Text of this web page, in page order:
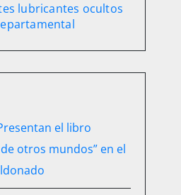
lubricantes ocultos
el libro
otros mundos” en el